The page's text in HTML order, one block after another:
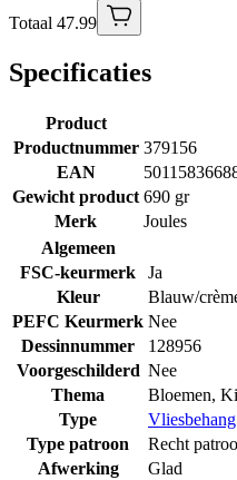
Totaal 47.99
Specificaties
Product
Productnummer 379156
EAN
Gewicht product 690 gr
Merk
Joules
Algemeen
FSC-keurmerk
Ja
Kleur
Blauw/
PEFC Keurmerk Nee
Dessinnummer
128956
Voorgeschilderd Nee
Thema
Bloemen,
Type
Vliesbehang
Type patroon
Recht
Afwerking
Glad